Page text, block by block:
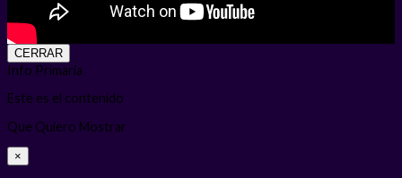
CERRAR
Info Primaria
Este es el contenido
Que Quiero Mostrar
×